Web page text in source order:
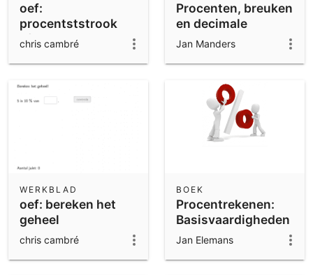
oef:
procentststrook
aflezen
chris cambré
Procenten, breuken
en decimale
getallen
Jan Manders
oef: bereken het
geheel
WERKBLAD
chris cambré
Procentrekenen:
Basisvaardigheden
BOEK
Jan Elemans